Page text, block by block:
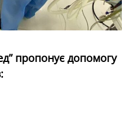
пропонує допомогу